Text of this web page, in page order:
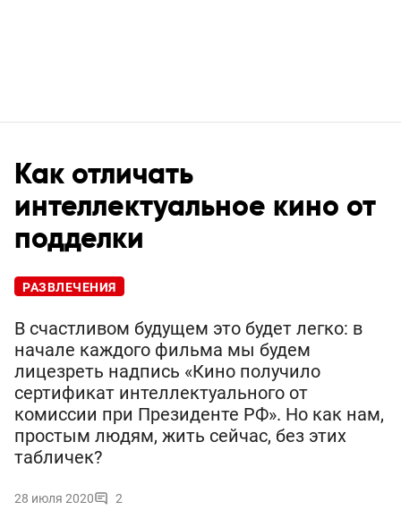
Как отличать
интеллектуальное кино от
подделки
РАЗВЛЕЧЕНИЯ
В счастливом будущем это будет легко: в
начале каждого фильма мы будем
лицезреть надпись «Кино получило
сертификат интеллектуального от
комиссии при Президенте РФ». Но как нам,
простым людям, жить сейчас, без этих
табличек?
28 июля 2020 2